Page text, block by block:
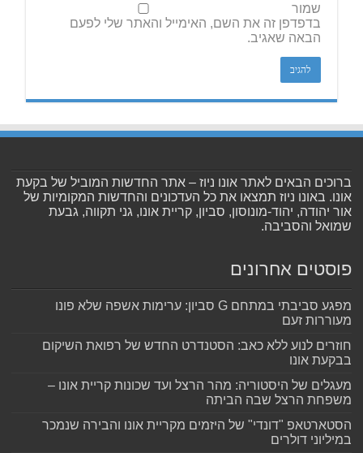
שמור
בדפדפן זה את השם, האימייל והאתר שלי לפעם
הבאה שאגיב.
ברוכים הבאים לאתר אונו ניוז – אתר החדשות המוביל של בקעת
אונו. באונו ניוז תמצאו את כל העדכונים והחדשות המקומיות של
אור יהודה, יהוד-מונוסון, סביון, קריית אונו, גני תקווה, גבעת
שמואל והסביבה.
פוסטים אחרונים
מפגע סביבתי במתחם G סביון: ערימות אשפה שלא פונו
מעוררות זעם
חוזרים לנוע ללא כאב: הסטנדרט החדש של רפואת השיקום
בבקעת אונו
מעגלים של היסטוריה: מהר הרצל ועד שכונות קריית אונו –
משפחת הרצל שבה הביתה
הסטארטאפ "דונדי" של היזמים מקריית אונו והבירה שנמכר
במיליוני דולרים